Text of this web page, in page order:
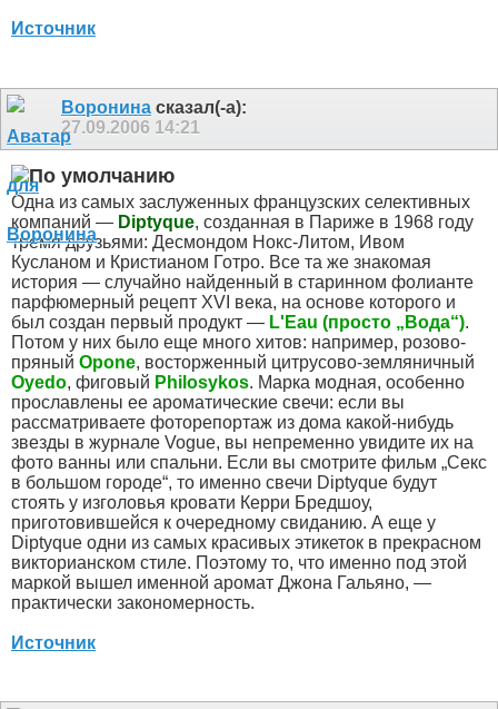
Источник
Воронина сказал(-а):
27.09.2006 14:21
Одна из самых заслуженных французских селективных
компаний — Diptyque, созданная в Париже в 1968 году
тремя друзьями: Десмондом Нокс-Литом, Ивом
Кусланом и Кристианом Готро. Все та же знакомая
история — случайно найденный в старинном фолианте
парфюмерный рецепт XVI века, на основе которого и
был создан первый продукт — L'Eau (просто „Вода“).
Потом у них было еще много хитов: например, розово-
пряный Opone, восторженный цитрусово-земляничный
Oyedo, фиговый Philosykos. Марка модная, особенно
прославлены ее ароматические свечи: если вы
рассматриваете фоторепортаж из дома какой-нибудь
звезды в журнале Vogue, вы непременно увидите их на
фото ванны или спальни. Если вы смотрите фильм „Секс
в большом городе“, то именно свечи Diptyque будут
стоять у изголовья кровати Керри Бредшоу,
приготовившейся к очередному свиданию. А еще у
Diptyque одни из самых красивых этикеток в прекрасном
викторианском стиле. Поэтому то, что именно под этой
маркой вышел именной аромат Джона Гальяно, —
практически закономерность.
Источник